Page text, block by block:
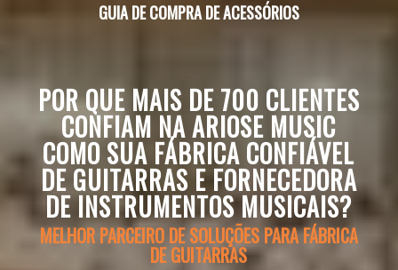
GUIA DE COMPRA DE ACESSÓRIOS
POR QUE MAIS DE 700 CLIENTES
CONFIAM NA ARIOSE MUSIC
COMO SUA FÁBRICA CONFIÁVEL
DE GUITARRAS E FORNECEDORA
DE INSTRUMENTOS MUSICAIS?
MELHOR PARCEIRO DE SOLUÇÕES PARA FÁBRICA
DE GUITARRAS